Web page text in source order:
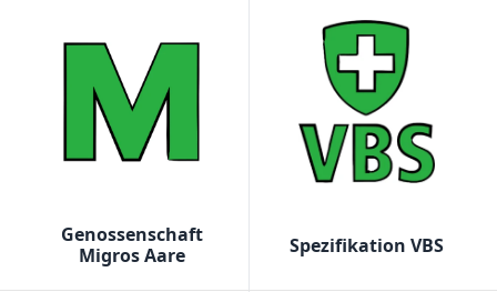
Genossenschaft
Migros Aare
Spezifikation VBS